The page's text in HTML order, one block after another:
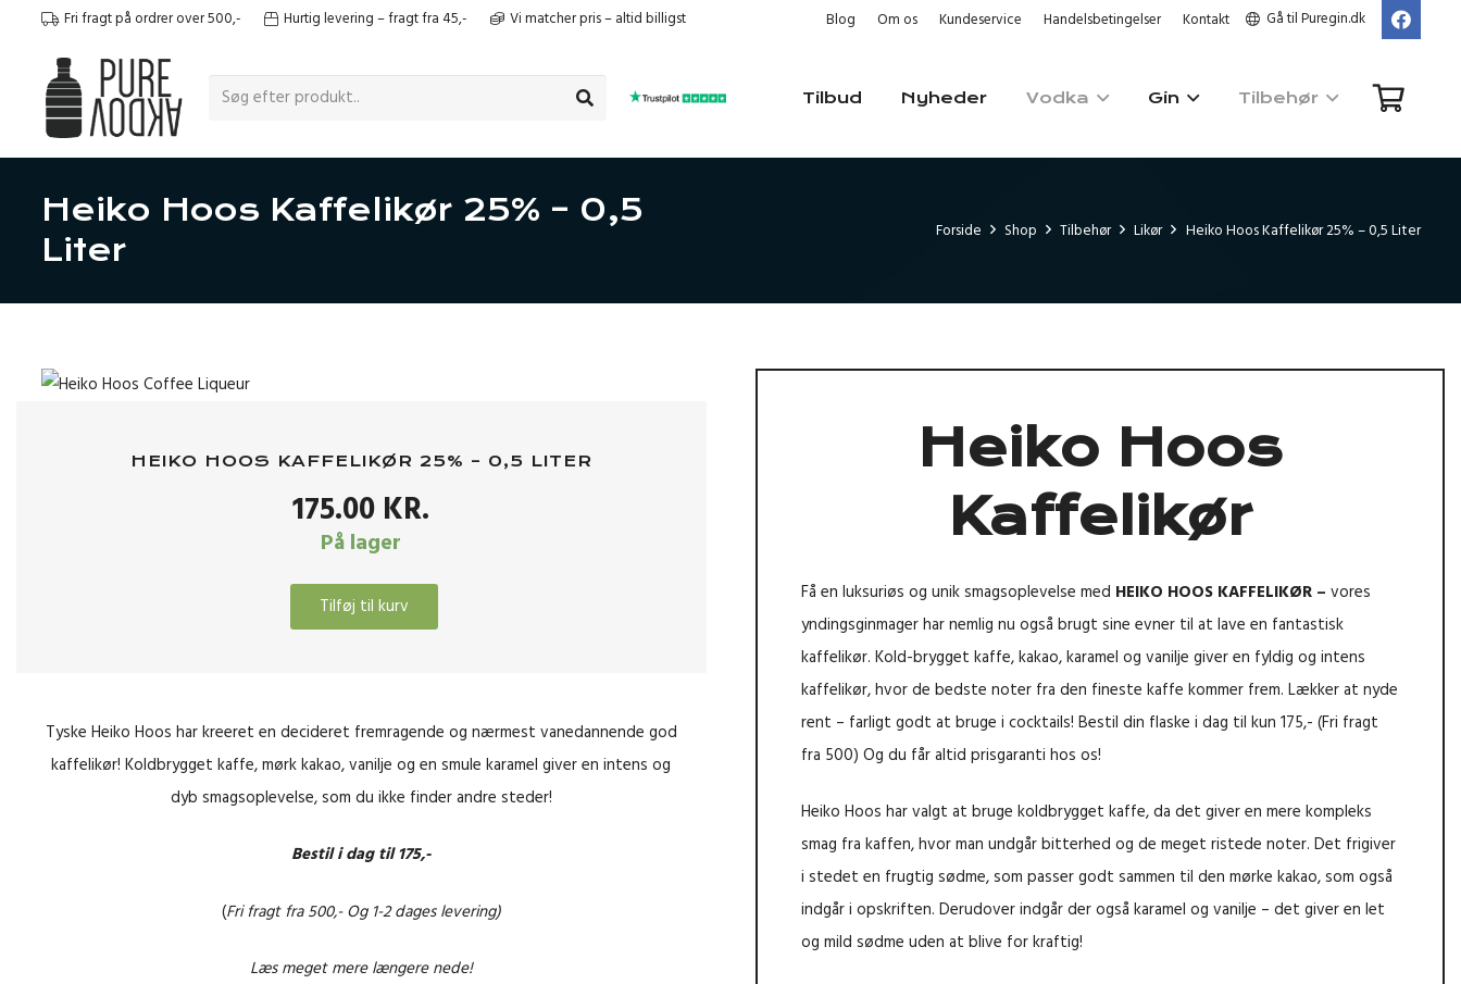
Fri fragt på ordrer over 500,- Hurtig levering – fragt fra 45,- Vi matcher pris – altid billigst Blog Om os Kundeservice Handelsbetingelser Kontakt Gå til Puregin.dk
Tilbud Nyheder Vodka Gin Tilbehør
Heiko Hoos Kaffelikør 25% – 0,5
Liter
Forside Shop Tilbehør Likør Heiko Hoos Kaffelikør 25% – 0,5 Liter
HEIKO HOOS KAFFELIKØR 25% – 0,5 LITER
175.00 KR.
På lager
Heiko
25%
-
0,5
antal
Tilføj til kurv
Tyske Heiko Hoos har kreeret en decideret fremragende og nærmest vanedannende god
kaffelikør! Koldbrygget kaffe, mørk kakao, vanilje og en smule karamel giver en intens og
dyb smagsoplevelse, som du ikke finder andre steder!
Bestil i dag til 175,-
(Fri fragt fra 500,- Og 1-2 dages levering)
Læs meget mere længere nede!
Heiko Hoos
Kaffelikør
Få en luksuriøs og unik smagsoplevelse med HEIKO HOOS KAFFELIKØR – vores
yndingsginmager har nemlig nu også brugt sine evner til at lave en fantastisk
kaffelikør. Kold-brygget kaffe, kakao, karamel og vanilje giver en fyldig og intens
kaffelikør, hvor de bedste noter fra den fineste kaffe kommer frem. Lækker at nyde
rent – farligt godt at bruge i cocktails! Bestil din flaske i dag til kun 175,- (Fri fragt
fra 500) Og du får altid prisgaranti hos os!
Heiko Hoos har valgt at bruge koldbrygget kaffe, da det giver en mere kompleks
smag fra kaffen, hvor man undgår bitterhed og de meget ristede noter. Det frigiver
i stedet en frugtig sødme, som passer godt sammen til den mørke kakao, som også
indgår i opskriften. Derudover indgår der også karamel og vanilje – det giver en let
og mild sødme uden at blive for kraftig!